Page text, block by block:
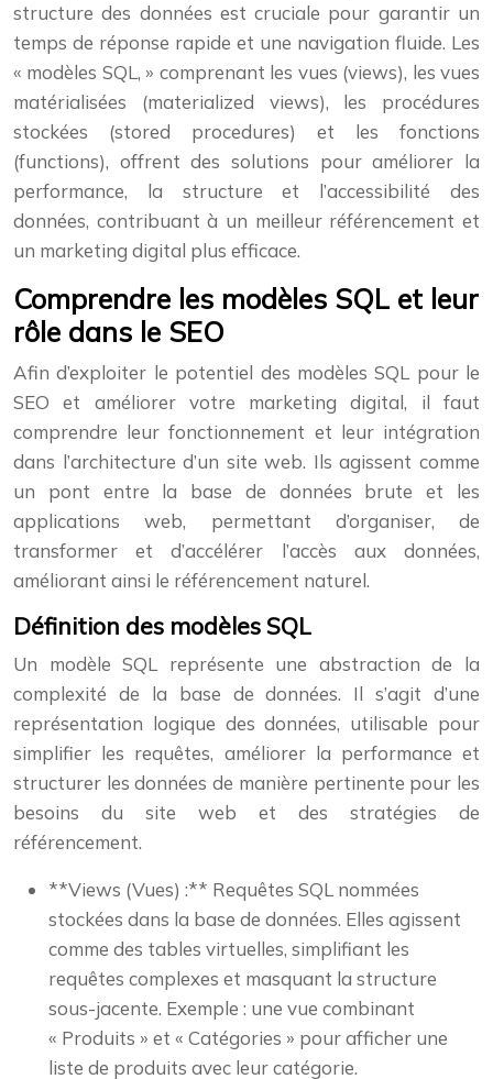
structure des données est cruciale pour garantir un
temps de réponse rapide et une navigation fluide. Les
« modèles SQL, » comprenant les vues (views), les vues
matérialisées (materialized views), les procédures
stockées (stored procedures) et les fonctions
(functions), offrent des solutions pour améliorer la
performance, la structure et l’accessibilité des
données, contribuant à un meilleur référencement et
un marketing digital plus efficace.
Comprendre les modèles SQL et leur
rôle dans le SEO
Afin d’exploiter le potentiel des modèles SQL pour le
SEO et améliorer votre marketing digital, il faut
comprendre leur fonctionnement et leur intégration
dans l’architecture d’un site web. Ils agissent comme
un pont entre la base de données brute et les
applications web, permettant d’organiser, de
transformer et d’accélérer l’accès aux données,
améliorant ainsi le référencement naturel.
Définition des modèles SQL
Un modèle SQL représente une abstraction de la
complexité de la base de données. Il s’agit d’une
représentation logique des données, utilisable pour
simplifier les requêtes, améliorer la performance et
structurer les données de manière pertinente pour les
besoins du site web et des stratégies de
référencement.
**Views (Vues) :** Requêtes SQL nommées
stockées dans la base de données. Elles agissent
comme des tables virtuelles, simplifiant les
requêtes complexes et masquant la structure
sous-jacente. Exemple : une vue combinant
« Produits » et « Catégories » pour afficher une
liste de produits avec leur catégorie.